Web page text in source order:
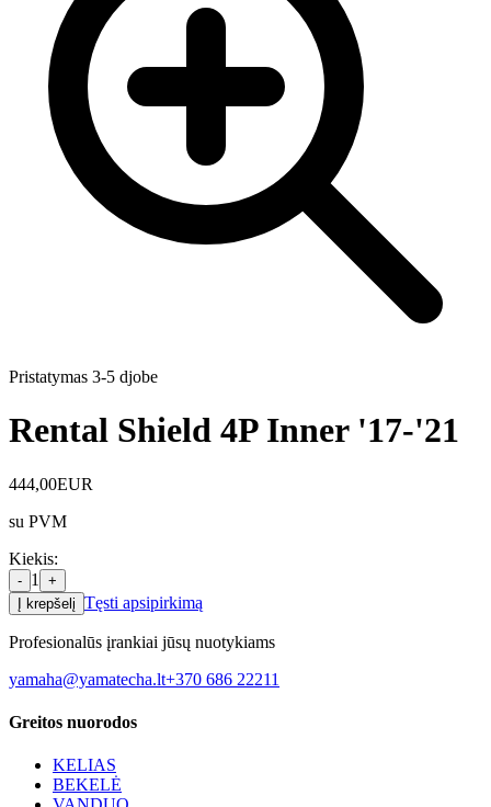
Pristatymas 3-5 djobe
Rental Shield 4P Inner '17-'21
444,00EUR
su PVM
Kiekis:
- 1
+
Į krepšelį Tęsti apsipirkimą
Profesionalūs įrankiai jūsų nuotykiams
yamaha@yamatecha.lt+370 686 22211
Greitos nuorodos
KELIAS
BEKELĖ